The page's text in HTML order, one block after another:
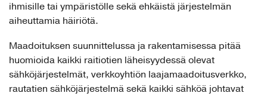
ihmisille tai ympäristölle sekä ehkäistä järjestelmän
aiheuttamia häiriötä.
Maadoituksen suunnittelussa ja rakentamisessa pitää
huomioida kaikki raitiotien läheisyydessä olevat
sähköjärjestelmät, verkkoyhtiön laajamaadoitusverkko,
rautatien sähköjärjestelmä sekä kaikki sähköä johtavat